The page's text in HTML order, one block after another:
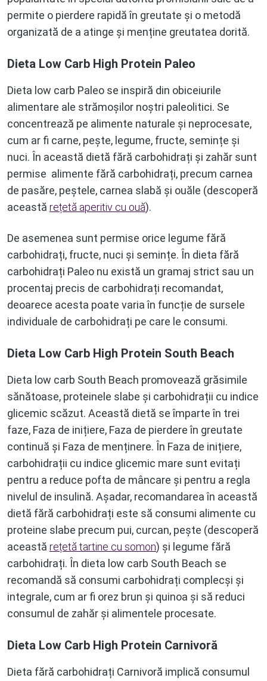
permite o pierdere rapidă în greutate și o metodă
organizată de a atinge și menține greutatea dorită.
Dieta Low Carb High Protein Paleo
Dieta low carb Paleo se inspiră din obiceiurile
alimentare ale strămoșilor noștri paleolitici. Se
concentrează pe alimente naturale și neprocesate,
cum ar fi carne, pește, legume, fructe, semințe și
nuci. În această dietă fără carbohidrați și zahăr sunt
permise alimente fără carbohidrați, precum carnea
de pasăre, peștele, carnea slabă și ouăle (descoperă
această rețetă aperitiv cu ouă).
De asemenea sunt permise orice legume fără
carbohidrați, fructe, nuci și semințe. În dieta fără
carbohidrați Paleo nu există un gramaj strict sau un
procentaj precis de carbohidrați recomandat,
deoarece acesta poate varia în funcție de sursele
individuale de carbohidrați pe care le consumi.
Dieta Low Carb High Protein South Beach
Dieta low carb South Beach promovează grăsimile
sănătoase, proteinele slabe și carbohidrații cu indice
glicemic scăzut. Această dietă se împarte în trei
faze, Faza de inițiere, Faza de pierdere în greutate
continuă și Faza de menținere. În Faza de inițiere,
carbohidrații cu indice glicemic mare sunt evitați
pentru a reduce pofta de mâncare și pentru a regla
nivelul de insulină. Așadar, recomandarea în această
dietă fără carbohidrați este să consumi alimente cu
proteine slabe precum pui, curcan, pește (descoperă
această rețetă tartine cu somon) și legume fără
carbohidrați. În dieta low carb South Beach se
recomandă să consumi carbohidrați complecși și
integrale, cum ar fi orez brun și quinoa și să reduci
consumul de zahăr și alimentele procesate.
Dieta Low Carb High Protein Carnivoră
Dieta fără carbohidrați Carnivoră implică consumul